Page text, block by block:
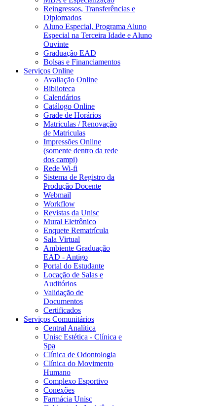
Reingressos, Transferências e
Diplomados
Aluno Especial, Programa Aluno
Especial na Terceira Idade e Aluno
Ouvinte
Graduação EAD
Bolsas e Financiamentos
Serviços Online
Avaliação Online
Biblioteca
Calendários
Catálogo Online
Grade de Horários
Matriculas / Renovação
de Matriculas
Impressões Online
(somente dentro da rede
dos campi)
Rede Wi-fi
Sistema de Registro da
Produção Docente
Webmail
Workflow
Revistas da Unisc
Mural Eletrônico
Enquete Rematrícula
Sala Virtual
Ambiente Graduação
EAD - Antigo
Portal do Estudante
Locação de Salas e
Auditórios
Validação de
Documentos
Certificados
Serviços Comunitários
Central Analítica
Unisc Estética - Clínica e
Spa
Clínica de Odontologia
Clínica do Movimento
Humano
Complexo Esportivo
Conexões
Farmácia Unisc